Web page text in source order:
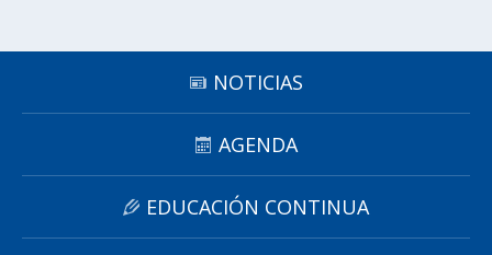
NOTICIAS
AGENDA
EDUCACIÓN CONTINUA